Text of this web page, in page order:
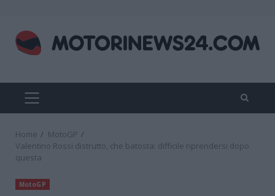
content
PRIMARY
MENU
Home
MotoGP
Valentino Rossi distrutto, che batosta: difficile riprendersi dopo
questa
MotoGP